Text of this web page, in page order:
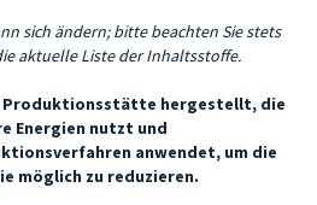
sich ändern; bitte beachten Sie stets
aktuelle Liste der Inhaltsstoffe.
Produktionsstätte hergestellt, die
Energien nutzt und
anwendet, um die
möglich zu reduzieren.